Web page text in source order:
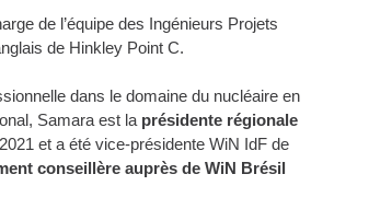
de l’équipe des Ingénieurs Projets
de Hinkley Point C.
dans le domaine du nucléaire en
Samara est la présidente régionale
et a été vice-présidente WiN IdF de
conseillère auprès de WiN Brésil